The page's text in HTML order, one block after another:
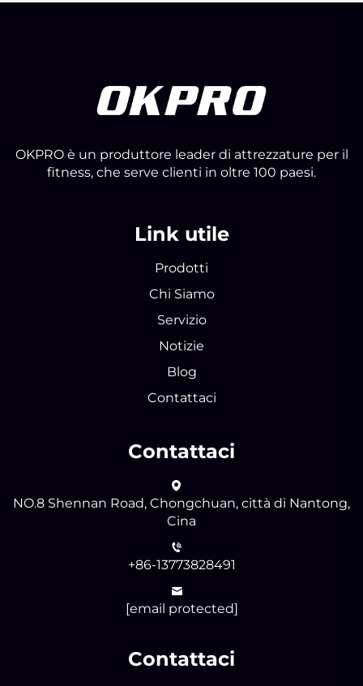
OKPRO è un produttore leader di attrezzature per il
fitness, che serve clienti in oltre 100 paesi.
Link utile
Prodotti
Chi Siamo
Servizio
Notizie
Blog
Contattaci
Contattaci
NO.8 Shennan Road, Chongchuan, città di Nantong,
Cina
+86-13773828491
[email protected]
Contattaci